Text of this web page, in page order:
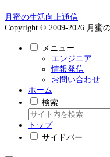
月蜜の生活向上通信
Copyright © 2009-2026 月蜜
メニュー
エンジニア
情報発信
お問い合わせ
ホーム
検索
トップ
サイドバー